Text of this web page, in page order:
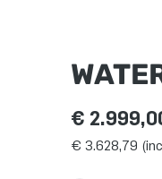
€
€ 3.628,79